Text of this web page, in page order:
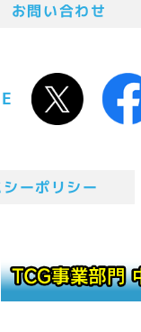
お問い合わせ
ーポリシー